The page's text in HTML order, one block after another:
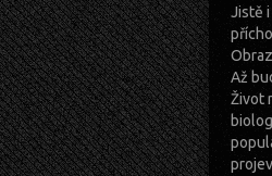
Jistě i
Až
Život